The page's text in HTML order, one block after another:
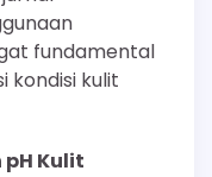
fundamental
kondisi kulit
Kulit